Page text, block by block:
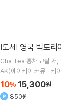
[도서] 영국 빅토리
Cha Tea 홍차 교실 저
AK(에이케이 커뮤니케
10% 15,300원
850원